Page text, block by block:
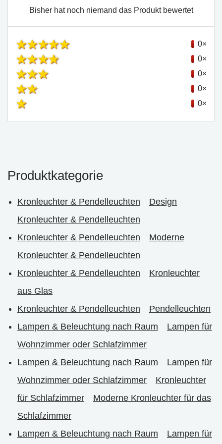
Bisher hat noch niemand das Produkt bewertet
0×
0×
0×
0×
0×
Produktkategorie
Kronleuchter & Pendelleuchten
Design
Kronleuchter & Pendelleuchten
Kronleuchter & Pendelleuchten
Moderne
Kronleuchter & Pendelleuchten
Kronleuchter & Pendelleuchten
Kronleuchter
aus Glas
Kronleuchter & Pendelleuchten
Pendelleuchten
Lampen & Beleuchtung nach Raum
Lampen für
Wohnzimmer oder Schlafzimmer
Lampen & Beleuchtung nach Raum
Lampen für
Wohnzimmer oder Schlafzimmer
Kronleuchter
für Schlafzimmer
Moderne Kronleuchter für das
Schlafzimmer
Lampen & Beleuchtung nach Raum
Lampen für